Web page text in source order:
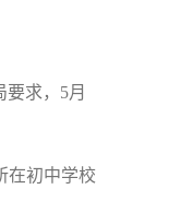
求，5月
在初中学校